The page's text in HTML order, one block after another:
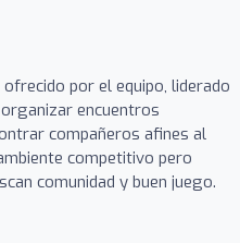
por el equipo, liderado
encuentros
compañeros afines al
competitivo pero
comunidad y buen juego.